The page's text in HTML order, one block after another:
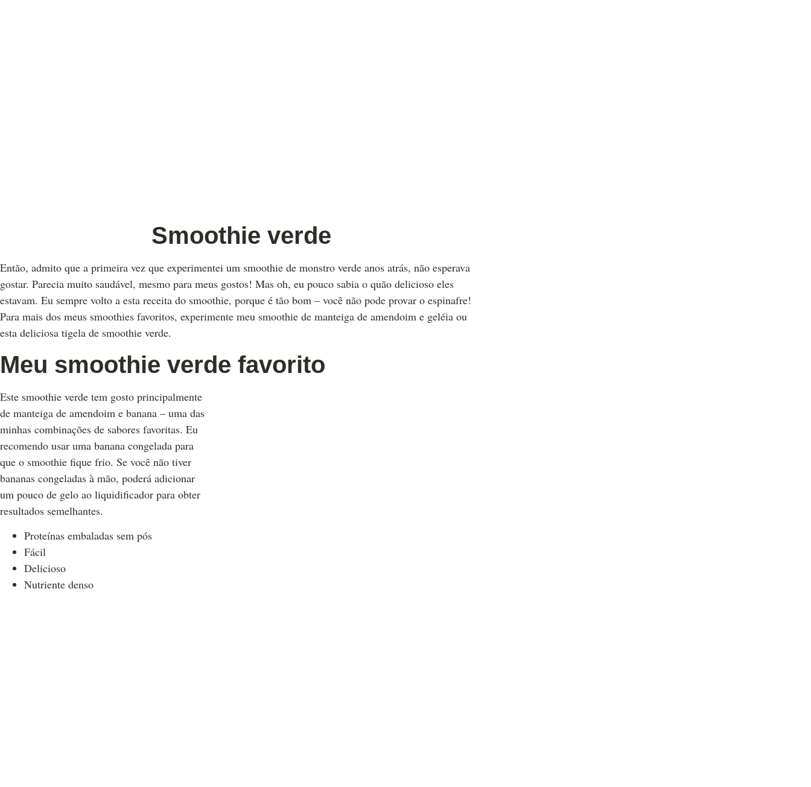
Smoothie verde
Então, admito que a primeira vez que experimentei um smoothie de monstro verde anos atrás, não esperava
gostar. Parecia muito saudável, mesmo para meus gostos! Mas oh, eu pouco sabia o quão delicioso eles
estavam. Eu sempre volto a esta receita do smoothie, porque é tão bom – você não pode provar o espinafre!
Para mais dos meus smoothies favoritos, experimente meu smoothie de manteiga de amendoim e geléia ou
esta deliciosa tigela de smoothie verde.
Meu smoothie verde favorito
Este smoothie verde tem gosto principalmente
de manteiga de amendoim e banana – uma das
minhas combinações de sabores favoritas. Eu
recomendo usar uma banana congelada para
que o smoothie fique frio. Se você não tiver
bananas congeladas à mão, poderá adicionar
um pouco de gelo ao liquidificador para obter
resultados semelhantes.
Proteínas embaladas sem pós
Fácil
Delicioso
Nutriente denso